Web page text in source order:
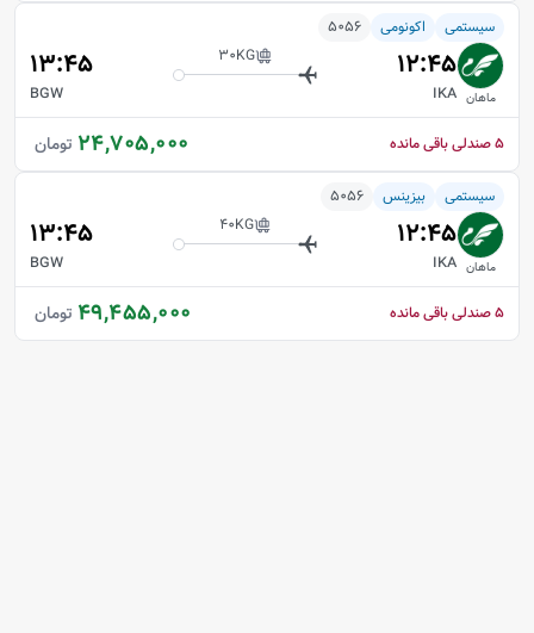
سیستمی اکونومی 5056
ماهان
12:45
30KG
13:45
IKA
BGW
24,705,000 تومان 5صندلی باقی مانده
سیستمی بیزینس 5056
ماهان
12:45
40KG
13:45
IKA
BGW
49,455,000 تومان 5صندلی باقی مانده